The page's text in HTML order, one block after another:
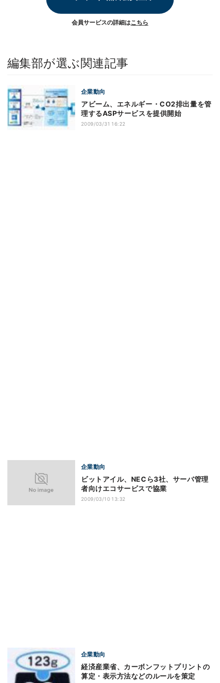
会員サービスの詳細はこちら
編集部が選ぶ関連記事
企業動向
アビーム、エネルギー・CO2排出量を管
理するASPサービスを提供開始
2009/03/31 16:22
企業動向
ビットアイル、NECら3社、サーバ管理
者向けエコサービスで協業
2009/03/10 13:32
企業動向
経済産業省、カーボンフットプリントの
算定・表示方法などのルールを策定